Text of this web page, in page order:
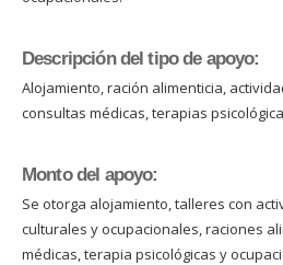
Descripción del tipo de apoyo:
Alojamiento, ración alimenticia,
consultas médicas, terapias
Monto del apoyo:
Se otorga alojamiento, talleres con
culturales y ocupacionales, raciones
médicas, terapia psicológicas y